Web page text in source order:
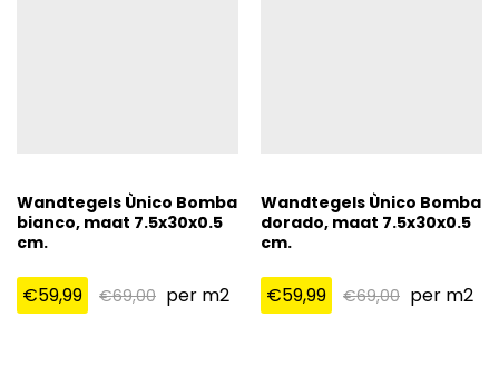
Wandtegels Ùnico Bomba
bianco, maat 7.5x30x0.5
cm.
€59,99 €69,00 per m2
Wandtegels Ùnico Bomba
dorado, maat 7.5x30x0.5
cm.
€59,99 €69,00 per m2